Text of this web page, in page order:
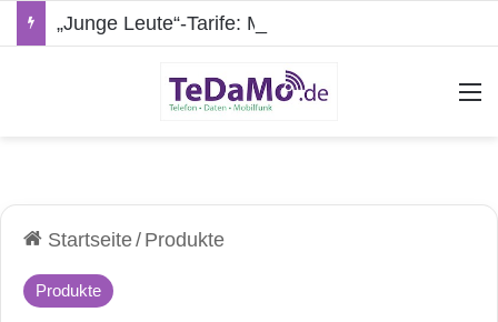
Startseite/ Produkte
Produkte